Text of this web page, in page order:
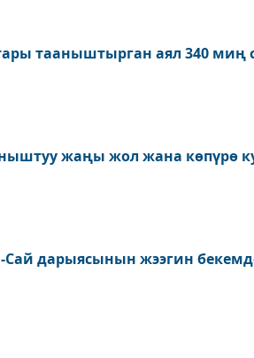
тааныштырган аял 340 миң
жаңы жол жана көпүрө
дарыясынын жээгин